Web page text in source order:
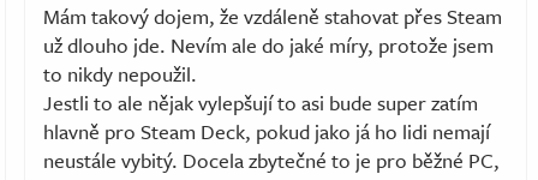
Mám takový dojem, že vzdáleně stahovat přes Steam
už dlouho jde. Nevím ale do jaké míry, protože jsem
to nikdy nepoužil.
Jestli to ale nějak vylepšují to asi bude super zatím
hlavně pro Steam Deck, pokud jako já ho lidi nemají
neustále vybitý. Docela zbytečné to je pro běžné PC,